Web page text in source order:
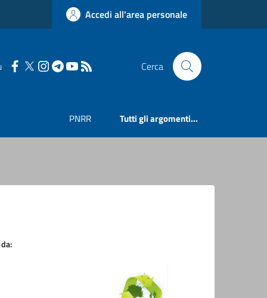
Accedi all'area personale
Cerca
PNRR Tutti gli argomenti...